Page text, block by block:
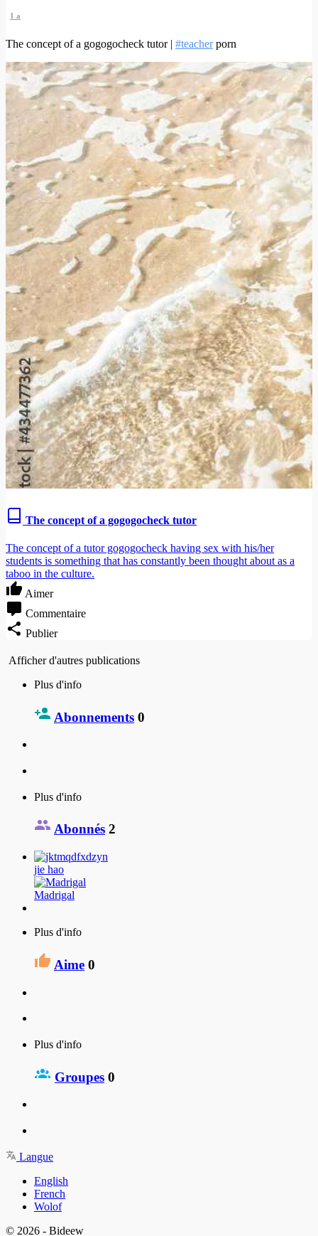
1 a
The concept of a gogogocheck tutor | #teacherporn
The concept of a gogogocheck tutor
The concept of a tutor gogogocheck having sex with his/her
students is something that has constantly been thought about as a
taboo in the culture.
Aimer
Commentaire
Publier
Afficher d'autres publications
Plus d'info
Abonnements 0
Plus d'info
Abonnés 2
jie hao
Madrigal
Plus d'info
Aime 0
Plus d'info
Groupes 0
Langue
English
French
Wolof
© 2026 - Bideew